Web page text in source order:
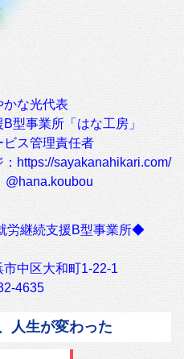
かな光代表
B型事業所「はな工房」
ビス管理責任者
https://sayakanahikari.com/
@hana.koubou
労継続支援B型事業所◆
中区大和町1-22-1
4635
人生が変わった